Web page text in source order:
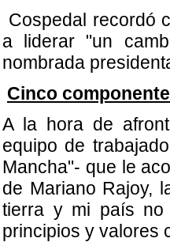
Cospedal recordó
a liderar "un
nombrada
Cinco
A la hora de
equipo de
Mancha"- que le
de Mariano Rajoy,
tierra y mi país no
principios y valores